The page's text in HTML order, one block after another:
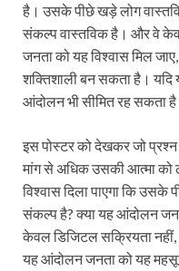
है। उसके पीछे खड़े लोग
संकल्प वास्तविक है। और वे केवल
जनता को यह विश्वास मिल
शक्तिशाली बन सकता है। यदि
आंदोलन भी सीमित रह सकता
इस पोस्टर को देखकर जो प्रश्न
मांग से अधिक उसकी आत्मा
विश्वास दिला पाएगा कि उसके
संकल्प है? क्या यह आंदोलन
केवल डिजिटल सक्रियता नहीं,
यह आंदोलन जनता को यह महसूस